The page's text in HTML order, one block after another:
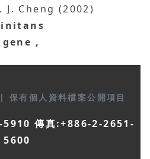
J. Cheng (2002)
,
| 保有個人資料檔案公開項目
傳真:+886-2-2651-
5600